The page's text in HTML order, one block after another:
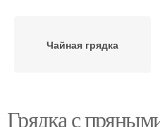
Чайная грядка
Грядка на даче
Грядка с